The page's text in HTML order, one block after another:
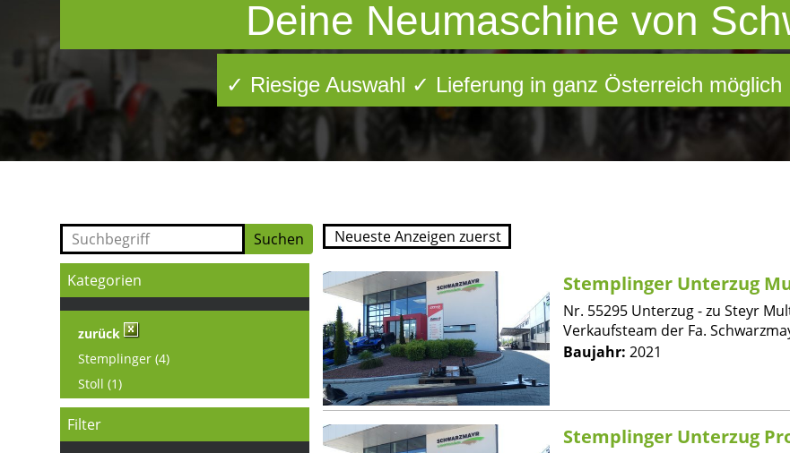
Deine Neumaschine von
✓ Riesige Auswahl ✓ Lieferung in ganz Österreich
Kategorien
zurück
Stemplinger (4)
Stoll (1)
Filter
Stemplinger Unterzug
Nr. 55295 Unterzug - zu Steyr
Verkaufsteam der Fa.
Baujahr: 2021
Stemplinger Unterzug